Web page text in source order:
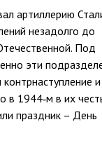
артиллерию
незадолго до
Под
эти
в 1944‑м в их
праздник – День